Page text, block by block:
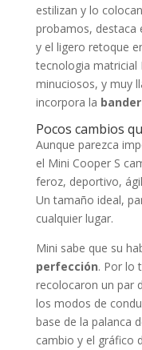
estilizan y lo
probamos, destaca
y el ligero retoque
tecnologia matricial
minuciosos, y muy
incorpora la
Pocos cambios
Aunque parezca
el Mini Cooper S
feroz, deportivo,
Un tamaño ideal,
cualquier lugar.
Mini sabe que su
perfección. Por lo
recolocaron un par
los modos de
base de la palanca
cambio y el gráfico